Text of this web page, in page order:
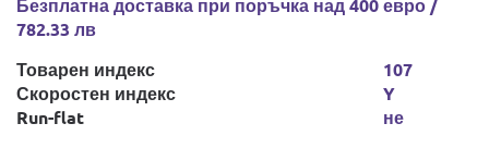
Безплатна доставка при поръчка над 400 евро /
782.33 лв
Товарен индекс
Скоростен индекс
Run-flat
107
Y
не